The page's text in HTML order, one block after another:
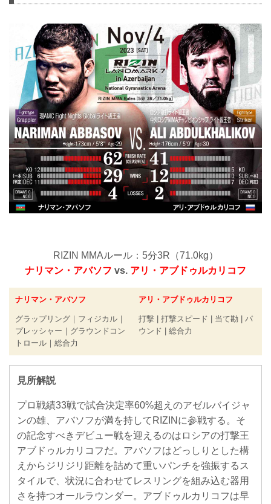
RIZIN MMAルール：5分3R（71.0kg）
ナリマン・アバソフ vs. アリ・アブドゥルカリコフ
ナリマン・アバソフ
グラップリング｜フィジカル｜
プレッシャー｜グラウンドコン
トロール｜総合力
アリ・アブドゥルカリコフ
打撃 | 打撃スピード | 当て勘 | パ
ウンド | 総合力
見所解説
プロ戦績33戦で試合決定率60%超えのアゼルバイジャ
ンの雄、アバソフが満を持してRIZINに参戦する。そ
の記念すべきデビュー戦を迎えるのはロシアの打撃王
アブドゥルカリコフだ。アバソフはどっしりとした構
えからジリジリ距離を詰めて重いパンチを強振するス
タイルで、状況に合わせてレスリングを組み込む器用
さを持つオールラウンダー。アブドゥルカリコフは早